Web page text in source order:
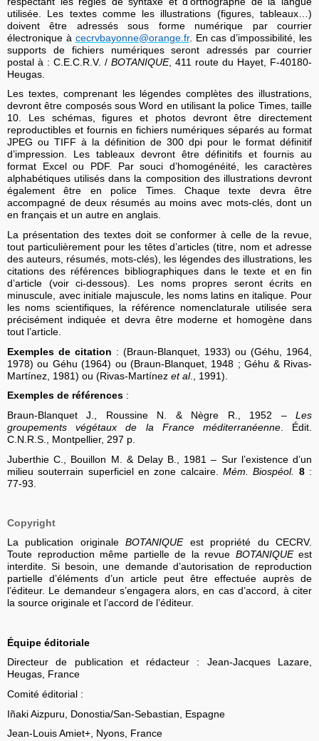
utilisée. Les textes comme les illustrations (figures, tableaux…)
doivent être adressés sous forme numérique par courrier
électronique à cecrvbayonne@orange.fr. En cas d’impossibilité, les
supports de fichiers numériques seront adressés par courrier
postal à : C.E.C.R.V. / BOTANIQUE, 411 route du Hayet, F-40180-
Heugas.
Les textes, comprenant les légendes complètes des illustrations,
devront être composés sous Word en utilisant la police Times, taille
10. Les schémas, figures et photos devront être directement
reproductibles et fournis en fichiers numériques séparés au format
JPEG ou TIFF à la définition de 300 dpi pour le format définitif
d’impression. Les tableaux devront être définitifs et fournis au
format Excel ou PDF. Par souci d’homogénéité, les caractères
alphabétiques utilisés dans la composition des illustrations devront
également être en police Times. Chaque texte devra être
accompagné de deux résumés au moins avec mots-clés, dont un
en français et un autre en anglais.
La présentation des textes doit se conformer à celle de la revue,
tout particulièrement pour les têtes d’articles (titre, nom et adresse
des auteurs, résumés, mots-clés), les légendes des illustrations, les
citations des références bibliographiques dans le texte et en fin
d’article (voir ci-dessous). Les noms propres seront écrits en
minuscule, avec initiale majuscule, les noms latins en italique. Pour
les noms scientifiques, la référence nomenclaturale utilisée sera
précisément indiquée et devra être moderne et homogène dans
tout l’article.
Exemples de citation : (Braun-Blanquet, 1933) ou (Géhu, 1964,
1978) ou Géhu (1964) ou (Braun-Blanquet, 1948 ; Géhu & Rivas-
Martínez, 1981) ou (Rivas-Martínez et al., 1991).
Exemples de références :
Braun-Blanquet J., Roussine N. & Nègre R., 1952 – Les
groupements végétaux de la France méditerranéenne. Édit.
C.N.R.S., Montpellier, 297 p.
Juberthie C., Bouillon M. & Delay B., 1981 – Sur l’existence d’un
milieu souterrain superficiel en zone calcaire. Mém. Biospéol. 8:
77-93.
Copyright
La publication originaleBOTANIQUEest propriété du CECRV.
Toute reproduction même partielle de la revue BOTANIQUE est
interdite. Si besoin, une demande d’autorisation de reproduction
partielle d’éléments d’un article peut être effectuée auprès de
l’éditeur. Le demandeur s’engagera alors, en cas d’accord, à citer
la source originale et l’accord de l’éditeur.
Équipe éditoriale
Directeur de publication et rédacteur : Jean-Jacques Lazare,
Heugas, France
Comité éditorial :
Iñaki Aizpuru, Donostia/San-Sebastian, Espagne
Jean-Louis Amiet+, Nyons, France